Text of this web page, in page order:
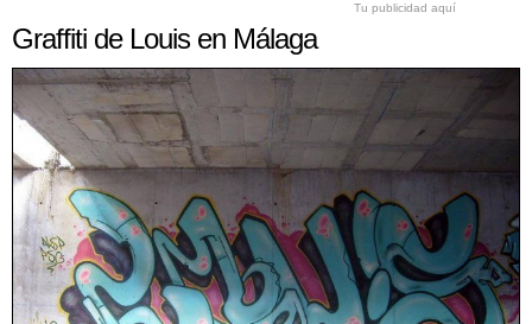
Tu publicidad aquí
Graffiti de Louis en Málaga